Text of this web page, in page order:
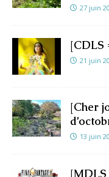
27 juin
[CDLS
21 juin
[Cher
13 juin
[MDLS